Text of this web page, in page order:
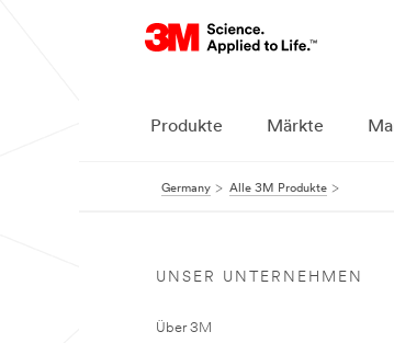
Produkte Märkte
Germany Alle 3M Produkte
UNSER UNTERNEHMEN
Über 3M